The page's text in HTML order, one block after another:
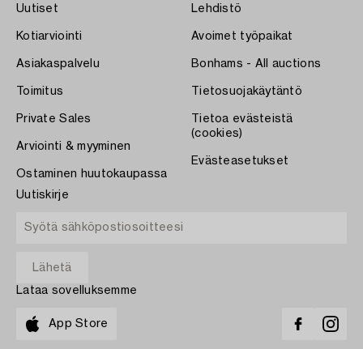
Uutiset
Kotiarviointi
Asiakaspalvelu
Toimitus
Private Sales
Arviointi & myyminen
Ostaminen huutokaupassa
Lehdistö
Avoimet työpaikat
Bonhams - All auctions
Tietosuojakäytäntö
Tietoa evästeistä
(cookies)
Evästeasetukset
Uutiskirje
Lataa sovelluksemme
App Store